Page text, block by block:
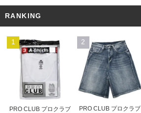
RANKING
1
PRO CLUB プロクラブ
2
PRO CLUB プロクラブ